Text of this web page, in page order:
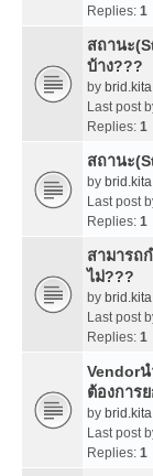
Replies: 1
สถานะ
บ้าง???
by brid.kita
Last post
Replies: 1
สถานะ
by brid.kita
Last post
Replies: 1
สามารถ
ไม่???
by brid.kita
Last post
Replies: 1
Vendor
ต้องการ
by brid.kita
Last post
Replies: 1